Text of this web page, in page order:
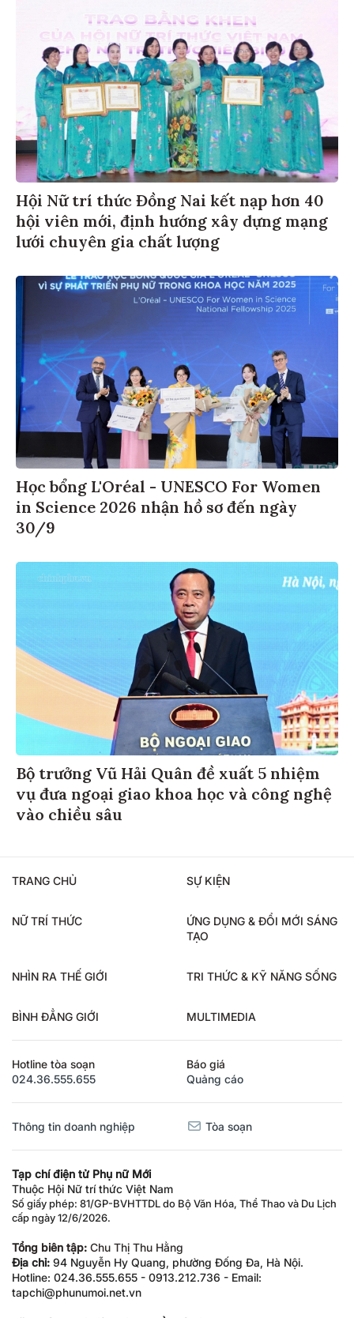
Hội Nữ trí thức Đồng Nai kết nạp hơn 40
hội viên mới, định hướng xây dựng mạng
lưới chuyên gia chất lượng
Học bổng L'Oréal - UNESCO For Women
in Science 2026 nhận hồ sơ đến ngày
30/9
Bộ trưởng Vũ Hải Quân đề xuất 5 nhiệm
vụ đưa ngoại giao khoa học và công nghệ
vào chiều sâu
TRANG CHỦ SỰ KIỆN
NỮ TRÍ THỨC
ỨNG DỤNG & ĐỔI MỚI SÁNG
TẠO
NHÌN RA THẾ GIỚI TRI THỨC & KỸ NĂNG SỐNG
BÌNH ĐẲNG GIỚI MULTIMEDIA
Hotline tòa soạn
024.36.555.655
Báo giá
Quảng cáo
Thông tin doanh nghiệp Tòa soạn
Tạp chí điện tử Phụ nữ Mới
Thuộc Hội Nữ trí thức Việt Nam
Số giấy phép: 81/GP-BVHTTDL do Bộ Văn Hóa, Thể Thao và Du Lịch
cấp ngày 12/6/2026.
Tổng biên tập: Chu Thị Thu Hằng
Địa chỉ: 94 Nguyễn Hy Quang, phường Đống Đa, Hà Nội.
Hotline: 024.36.555.655 - 0913.212.736 - Email:
tapchi@phunumoi.net.vn